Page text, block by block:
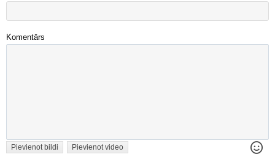
Komentārs
Pievienot bildi Pievienot video